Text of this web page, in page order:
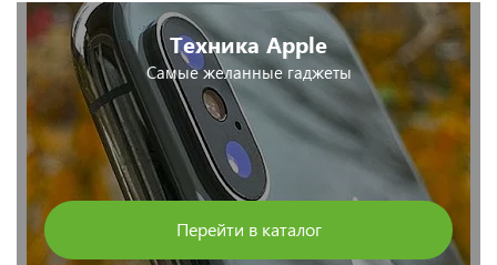
Техника Apple
Самые желанные гаджеты